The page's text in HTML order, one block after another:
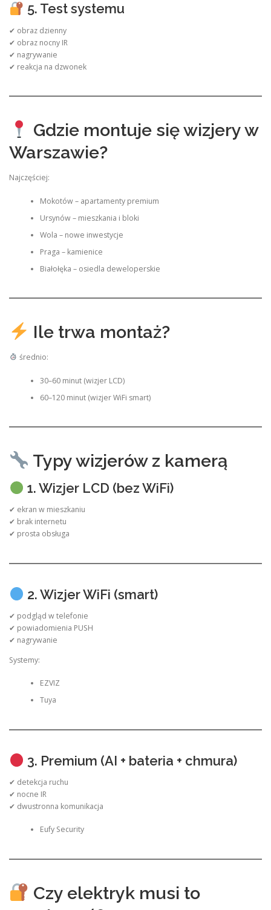
5. Test systemu
✔ obraz dzienny
✔ obraz nocny IR
✔ nagrywanie
✔ reakcja na dzwonek
Gdzie montuje się wizjery w
Warszawie?
Najczęściej:
Mokotów – apartamenty premium
Ursynów – mieszkania i bloki
Wola – nowe inwestycje
Praga – kamienice
Białołęka – osiedla deweloperskie
Ile trwa montaż?
średnio:
30–60 minut (wizjer LCD)
60–120 minut (wizjer WiFi smart)
Typy wizjerów z kamerą
1. Wizjer LCD (bez WiFi)
✔ ekran w mieszkaniu
✔ brak internetu
✔ prosta obsługa
2. Wizjer WiFi (smart)
✔ podgląd w telefonie
✔ powiadomienia PUSH
✔ nagrywanie
Systemy:
EZVIZ
Tuya
3. Premium (AI + bateria + chmura)
✔ detekcja ruchu
✔ nocne IR
✔ dwustronna komunikacja
Eufy Security
Czy elektryk musi to